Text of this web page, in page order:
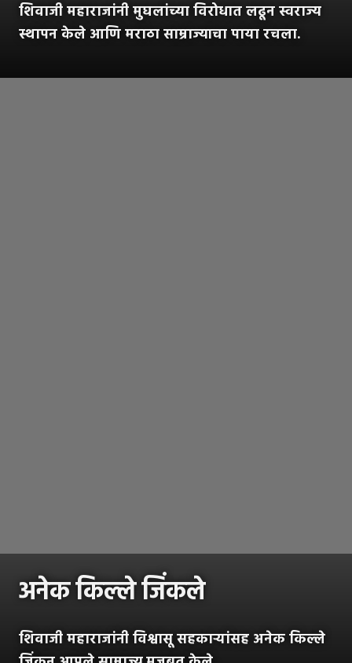
शिवाजी महाराजांनी मुघलांच्या विरोधात लढून स्वराज्य
स्थापन केले आणि मराठा साम्राज्याचा पाया रचला.
अनेक किल्ले जिंकले
शिवाजी महाराजांनी विश्वासू सहकाऱ्यांसह अनेक किल्ले